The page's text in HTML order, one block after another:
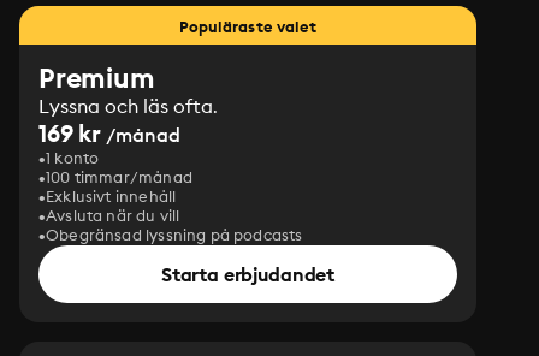
Populäraste valet
Premium
Lyssna och läs ofta.
169 kr /månad
1 konto
100 timmar/månad
Exklusivt innehåll
Avsluta när du vill
Obegränsad lyssning på podcasts
Starta erbjudandet